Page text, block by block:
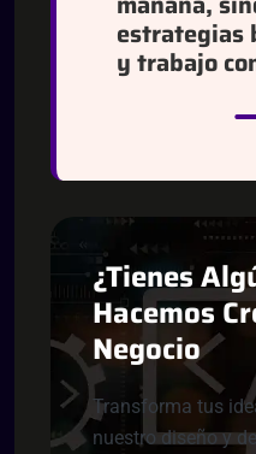
estrategias
y trabajo
¿TIENESALG
HACEMOSCR
NEGOCIO
Transforma tus
nuestro diseño y